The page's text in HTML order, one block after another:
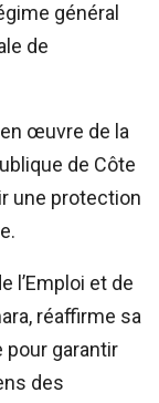
général
de
œuvre de la
de Côte
une protection
l’Emploi et de
réaffirme sa
garantir
des